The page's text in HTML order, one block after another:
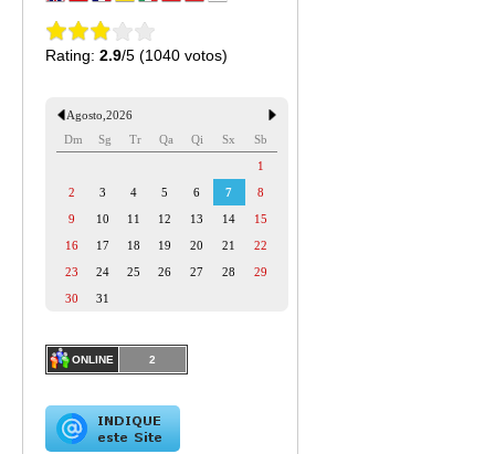
Rating: 2.9/5 (1040 votos)
Agosto 2026
Dm
Sg Tr Qa Qi Sx
Sb
1
2
3 4 5 6 7
8
9
10 11 12 13 14
15
16
17 18 19 20 21
22
23
24 25 26 27 28
29
30
31
ONLINE 2